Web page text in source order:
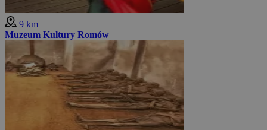
9 km
Muzeum Kultury Romów